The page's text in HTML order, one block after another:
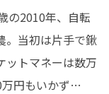
の2010年、自転
。当初は片手で鍬
ットマネーは数万
万円もいかず…